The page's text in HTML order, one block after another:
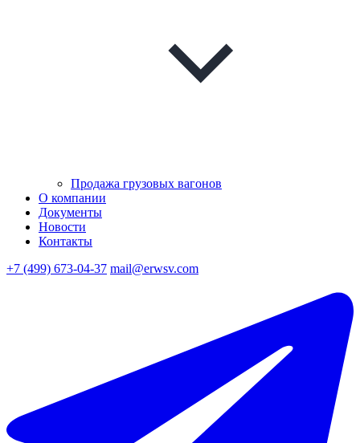
Продажа грузовых вагонов
О компании
Документы
Новости
Контакты
+7 (499) 673-04-37 mail@erwsv.com